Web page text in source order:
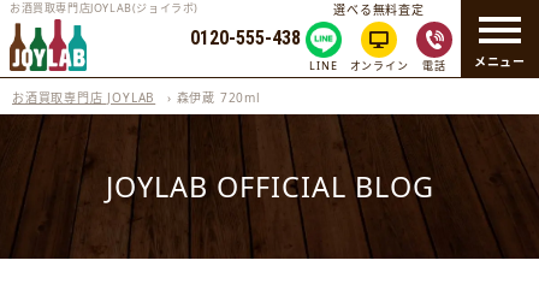
メニュー
お酒買取専門店JOYLAB(ジョイラボ)
0120-555-438
選べる無料査定
LINE オンライン 電話
お酒買取専門店 JOYLAB › 森伊蔵 720ml
JOYLAB OFFICIAL BLOG